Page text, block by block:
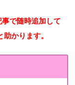
で随時追加して
かります。